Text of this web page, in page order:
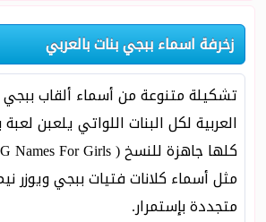
زخرفة اسماء ببجي بنات بالعربي
تشكيلة متنوعة من أسماء ألقاب ببجي
العربية لكل البنات اللواتي يلعبن
مثل أسماء كلانات فتيات ببجي ويوزر
متجددة بإستمرار.